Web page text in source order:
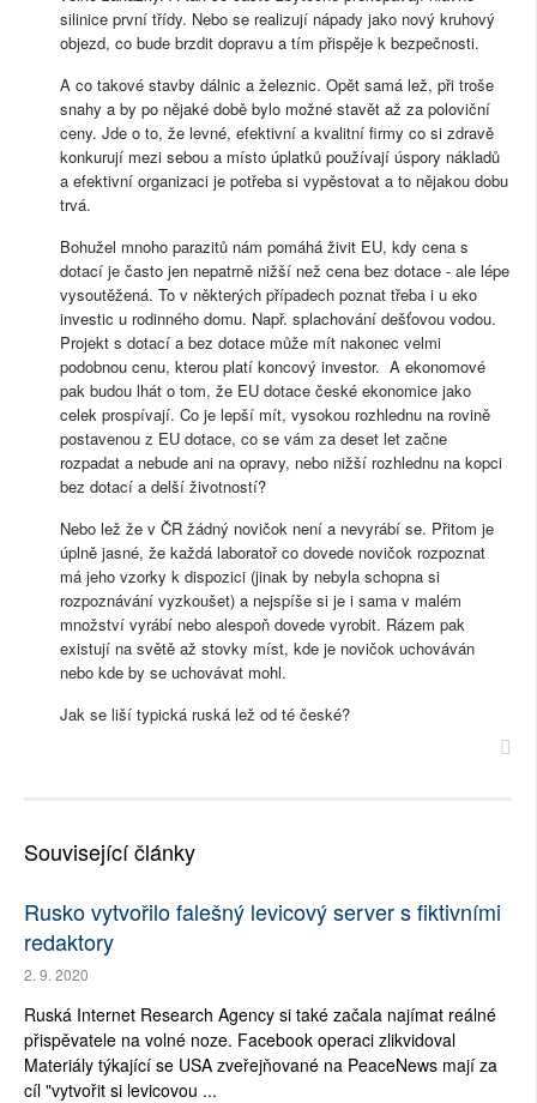
silinice první třídy. Nebo se realizují nápady jako nový kruhový
objezd, co bude brzdit dopravu a tím přispěje k bezpečnosti.
A co takové stavby dálnic a železnic. Opět samá lež, při troše
snahy a by po nějaké době bylo možné stavět až za poloviční
ceny. Jde o to, že levné, efektivní a kvalitní firmy co si zdravě
konkurují mezi sebou a místo úplatků používají úspory nákladů
a efektivní organizaci je potřeba si vypěstovat a to nějakou dobu
trvá.
Bohužel mnoho parazitů nám pomáhá živit EU, kdy cena s
dotací je často jen nepatrně nižší než cena bez dotace - ale lépe
vysoutěžená. To v některých případech poznat třeba i u eko
investic u rodinného domu. Např. splachování dešťovou vodou.
Projekt s dotací a bez dotace může mít nakonec velmi
podobnou cenu, kterou platí koncový investor. A ekonomové
pak budou lhát o tom, že EU dotace české ekonomice jako
celek prospívají. Co je lepší mít, vysokou rozhlednu na rovině
postavenou z EU dotace, co se vám za deset let začne
rozpadat a nebude ani na opravy, nebo nižší rozhlednu na kopci
bez dotací a delší životností?
Nebo lež že v ČR žádný novičok není a nevyrábí se. Přitom je
úplně jasné, že každá laboratoř co dovede novičok rozpoznat
má jeho vzorky k dispozici (jinak by nebyla schopna si
rozpoznávání vyzkoušet) a nejspíše si je i sama v malém
množství vyrábí nebo alespoň dovede vyrobit. Rázem pak
existují na světě až stovky míst, kde je novičok uchováván
nebo kde by se uchovávat mohl.
Jak se liší typická ruská lež od té české?
Související články
Rusko vytvořilo falešný levicový server s fiktivními
redaktory
2. 9. 2020
Ruská Internet Research Agency si také začala najímat reálné
přispěvatele na volné noze. Facebook operaci zlikvidoval
Materiály týkající se USA zveřejňované na PeaceNews mají za
cíl "vytvořit si levicovou ...